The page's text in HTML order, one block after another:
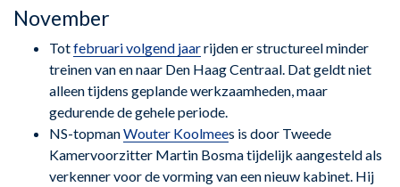
November
Totfebruari volgend jaarrijden er structureel minder
treinen van en naar Den Haag Centraal. Dat geldt niet
alleen tijdens geplande werkzaamheden, maar
gedurende de gehele periode.
NS-topmanWouter Koolmees is door Tweede
Kamervoorzitter Martin Bosma tijdelijk aangesteld als
verkenner voor de vorming van een nieuw kabinet. Hij